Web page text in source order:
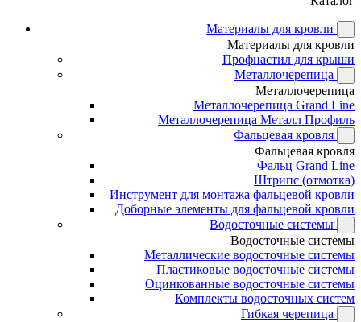
Материалы для кровли
Материалы для кровли
Профнастил для крыши
Металлочерепица
Металлочерепица
Металлочерепица Grand Line
Металлочерепица Металл Профиль
Фальцевая кровля
Фальцевая кровля
Фальц Grand Line
Штрипс (отмотка)
Инструмент для монтажа фальцевой кровли
Доборные элементы для фальцевой кровли
Водосточные системы
Водосточные системы
Металлические водосточные системы
Пластиковые водосточные системы
Оцинкованные водосточные системы
Комплекты водосточных систем
Гибкая черепица